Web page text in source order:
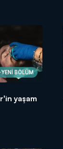
YENİ BÖLÜM
yaşam